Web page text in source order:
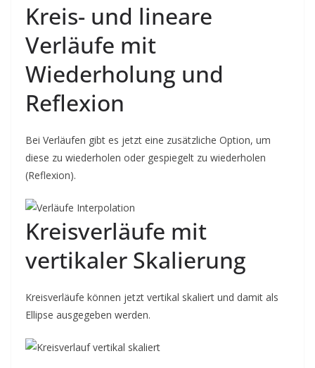
Kreis- und lineare
Verläufe mit
Wiederholung und
Reflexion
Bei Verläufen gibt es jetzt eine zusätzliche Option, um
diese zu wiederholen oder gespiegelt zu wiederholen
(Reflexion).
Kreisverläufe mit
vertikaler Skalierung
Kreisverläufe können jetzt vertikal skaliert und damit als
Ellipse ausgegeben werden.